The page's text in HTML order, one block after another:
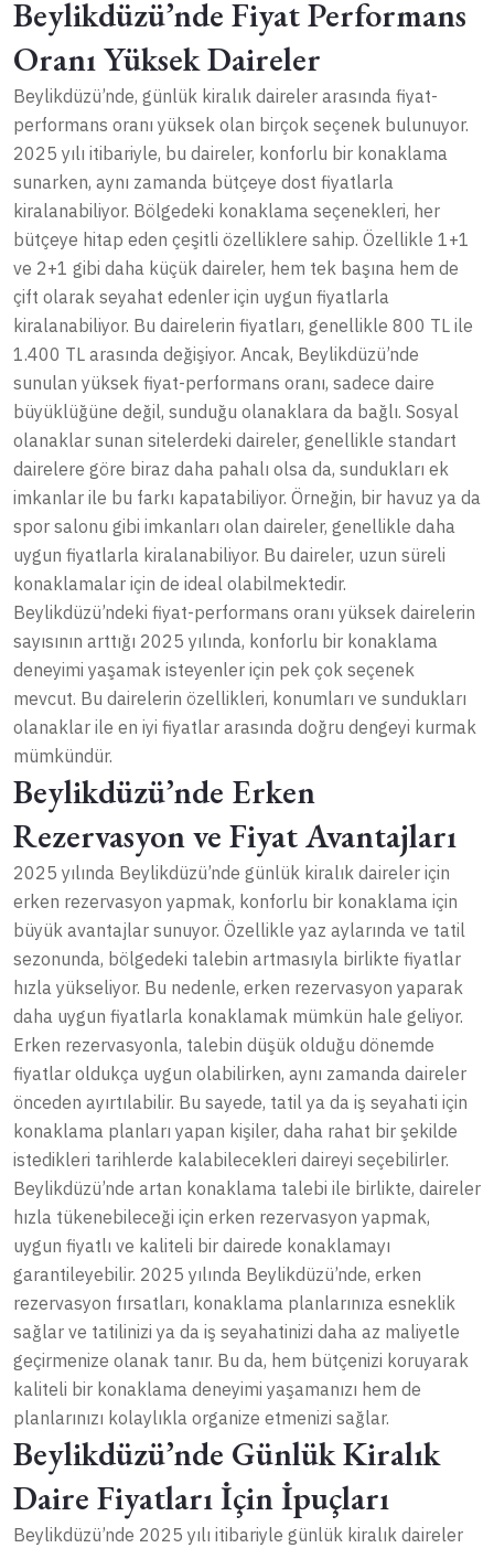
Beylikdüzü’nde Fiyat Performans
Oranı Yüksek Daireler
Beylikdüzü’nde, günlük kiralık daireler arasında fiyat-
performans oranı yüksek olan birçok seçenek bulunuyor.
2025 yılı itibariyle, bu daireler, konforlu bir konaklama
sunarken, aynı zamanda bütçeye dost fiyatlarla
kiralanabiliyor. Bölgedeki konaklama seçenekleri, her
bütçeye hitap eden çeşitli özelliklere sahip. Özellikle 1+1
ve 2+1 gibi daha küçük daireler, hem tek başına hem de
çift olarak seyahat edenler için uygun fiyatlarla
kiralanabiliyor. Bu dairelerin fiyatları, genellikle 800 TL ile
1.400 TL arasında değişiyor. Ancak, Beylikdüzü’nde
sunulan yüksek fiyat-performans oranı, sadece daire
büyüklüğüne değil, sunduğu olanaklara da bağlı. Sosyal
olanaklar sunan sitelerdeki daireler, genellikle standart
dairelere göre biraz daha pahalı olsa da, sundukları ek
imkanlar ile bu farkı kapatabiliyor. Örneğin, bir havuz ya da
spor salonu gibi imkanları olan daireler, genellikle daha
uygun fiyatlarla kiralanabiliyor. Bu daireler, uzun süreli
konaklamalar için de ideal olabilmektedir.
Beylikdüzü’ndeki fiyat-performans oranı yüksek dairelerin
sayısının arttığı 2025 yılında, konforlu bir konaklama
deneyimi yaşamak isteyenler için pek çok seçenek
mevcut. Bu dairelerin özellikleri, konumları ve sundukları
olanaklar ile en iyi fiyatlar arasında doğru dengeyi kurmak
mümkündür.
Beylikdüzü’nde Erken
Rezervasyon ve Fiyat Avantajları
2025 yılında Beylikdüzü’nde günlük kiralık daireler için
erken rezervasyon yapmak, konforlu bir konaklama için
büyük avantajlar sunuyor. Özellikle yaz aylarında ve tatil
sezonunda, bölgedeki talebin artmasıyla birlikte fiyatlar
hızla yükseliyor. Bu nedenle, erken rezervasyon yaparak
daha uygun fiyatlarla konaklamak mümkün hale geliyor.
Erken rezervasyonla, talebin düşük olduğu dönemde
fiyatlar oldukça uygun olabilirken, aynı zamanda daireler
önceden ayırtılabilir. Bu sayede, tatil ya da iş seyahati için
konaklama planları yapan kişiler, daha rahat bir şekilde
istedikleri tarihlerde kalabilecekleri daireyi seçebilirler.
Beylikdüzü’nde artan konaklama talebi ile birlikte, daireler
hızla tükenebileceği için erken rezervasyon yapmak,
uygun fiyatlı ve kaliteli bir dairede konaklamayı
garantileyebilir. 2025 yılında Beylikdüzü’nde, erken
rezervasyon fırsatları, konaklama planlarınıza esneklik
sağlar ve tatilinizi ya da iş seyahatinizi daha az maliyetle
geçirmenize olanak tanır. Bu da, hem bütçenizi koruyarak
kaliteli bir konaklama deneyimi yaşamanızı hem de
planlarınızı kolaylıkla organize etmenizi sağlar.
Beylikdüzü’nde Günlük Kiralık
Daire Fiyatları İçin İpuçları
Beylikdüzü’nde 2025 yılı itibariyle günlük kiralık daireler